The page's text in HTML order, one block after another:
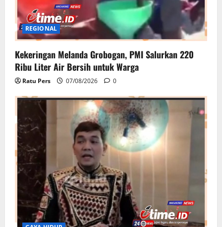
REGIONAL
Kekeringan Melanda Grobogan, PMI Salurkan 220
Ribu Liter Air Bersih untuk Warga
Ratu Pers 07/08/2026 0